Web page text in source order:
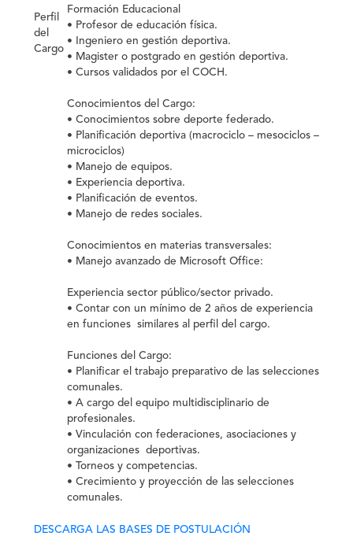
Perfil
del
Cargo
Formación Educacional
• Profesor de educación física.
• Ingeniero en gestión deportiva.
• Magister o postgrado en gestión deportiva.
• Cursos validados por el COCH.
Conocimientos del Cargo:
• Conocimientos sobre deporte federado.
• Planificación deportiva (macrociclo – mesociclos –
microciclos)
• Manejo de equipos.
• Experiencia deportiva.
• Planificación de eventos.
• Manejo de redes sociales.
Conocimientos en materias transversales:
• Manejo avanzado de Microsoft Office:
Experiencia sector público/sector privado.
• Contar con un mínimo de 2 años de experiencia
en funciones similares al perfil del cargo.
Funciones del Cargo:
• Planificar el trabajo preparativo de las selecciones
comunales.
• A cargo del equipo multidisciplinario de
profesionales.
• Vinculación con federaciones, asociaciones y
organizaciones deportivas.
• Torneos y competencias.
• Crecimiento y proyección de las selecciones
comunales.
DESCARGA LAS BASES DE POSTULACIÓN